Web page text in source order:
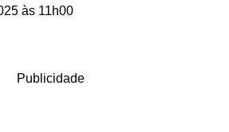
às 11h00
Publicidade